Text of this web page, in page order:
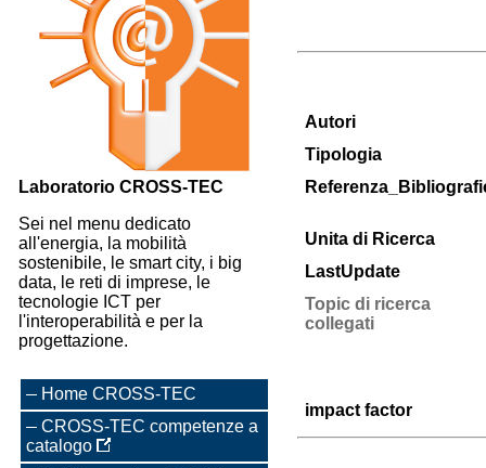
Laboratorio CROSS-TEC
Sei nel menu dedicato
all'energia, la mobilità
sostenibile, le smart city, i big
data, le reti di imprese, le
tecnologie ICT per
l'interoperabilità e per la
progettazione.
Home CROSS-TEC
CROSS-TEC competenze a
catalogo
Autori
Tipologia
Unita di Ricerca
LastUpdate
Topic di ricerca
collegati
impact factor